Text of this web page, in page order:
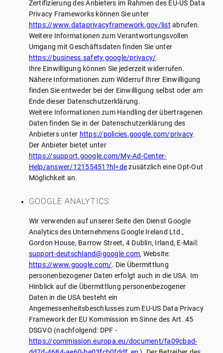
Zertifizierung des Anbieters im Rahmen des EU-US Data
Privacy Frameworks können Sie unter
https://www.dataprivacyframework.gov/list abrufen.
Weitere Informationen zum Verantwortungsvollen
Umgang mit Geschäftsdaten finden Sie unter
https://business.safety.google/privacy/.
Ihre Einwilligung können Sie jederzeit widerrufen.
Nähere Informationen zum Widerruf Ihrer Einwilligung
finden Sie entweder bei der Einwilligung selbst oder am
Ende dieser Datenschutzerklärung.
Weitere Informationen zum Handling der übertragenen
Daten finden Sie in der Datenschutzerklärung des
Anbieters unter https://policies.google.com/privacy.
Der Anbieter bietet unter
https://support.google.com/My-Ad-Center-
Help/answer/12155451?hl=dezusätzlich eine Opt-Out
Möglichkeit an.
GOOGLE ANALYTICS
Wir verwenden auf unserer Seite den Dienst Google
Analytics des Unternehmens Google Ireland Ltd.,
Gordon House, Barrow Street, 4 Dublin, Irland, E-Mail:
support-deutschland@google.com, Website:
https://www.google.com/. Die Übermittlung
personenbezogener Daten erfolgt auch in die USA. Im
Hinblick auf die Übermittlung personenbezogener
Daten in die USA besteht ein
Angemessenheitsbeschlusses zum EU-US Data Privacy
Framework der EU Kommission im Sinne des Art. 45
DSGVO (nachfolgend: DPF -
https://commission.europa.eu/document/fa09cbad-